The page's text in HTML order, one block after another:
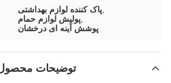
پاک کننده لوازم بهداشتی
پولیش لوازم حمام
پوشش آینه ای درخشان
توضیحات